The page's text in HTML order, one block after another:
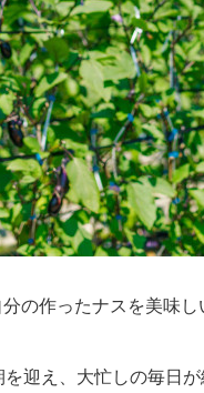
の作ったナスを美味
迎え、大忙しの毎日